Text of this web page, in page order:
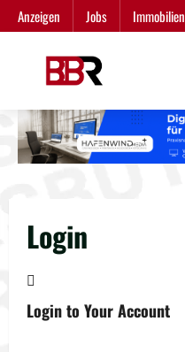
Zum
Inhalt
Anzeigen Jobs Immobilien
Login

Login to Your Account